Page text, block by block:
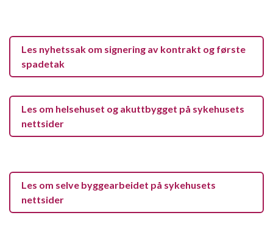
Les nyhetssak om signering av kontrakt og første
spadetak
Les om helsehuset og akuttbygget på sykehusets
nettsider
Les om selve byggearbeidet på sykehusets
nettsider